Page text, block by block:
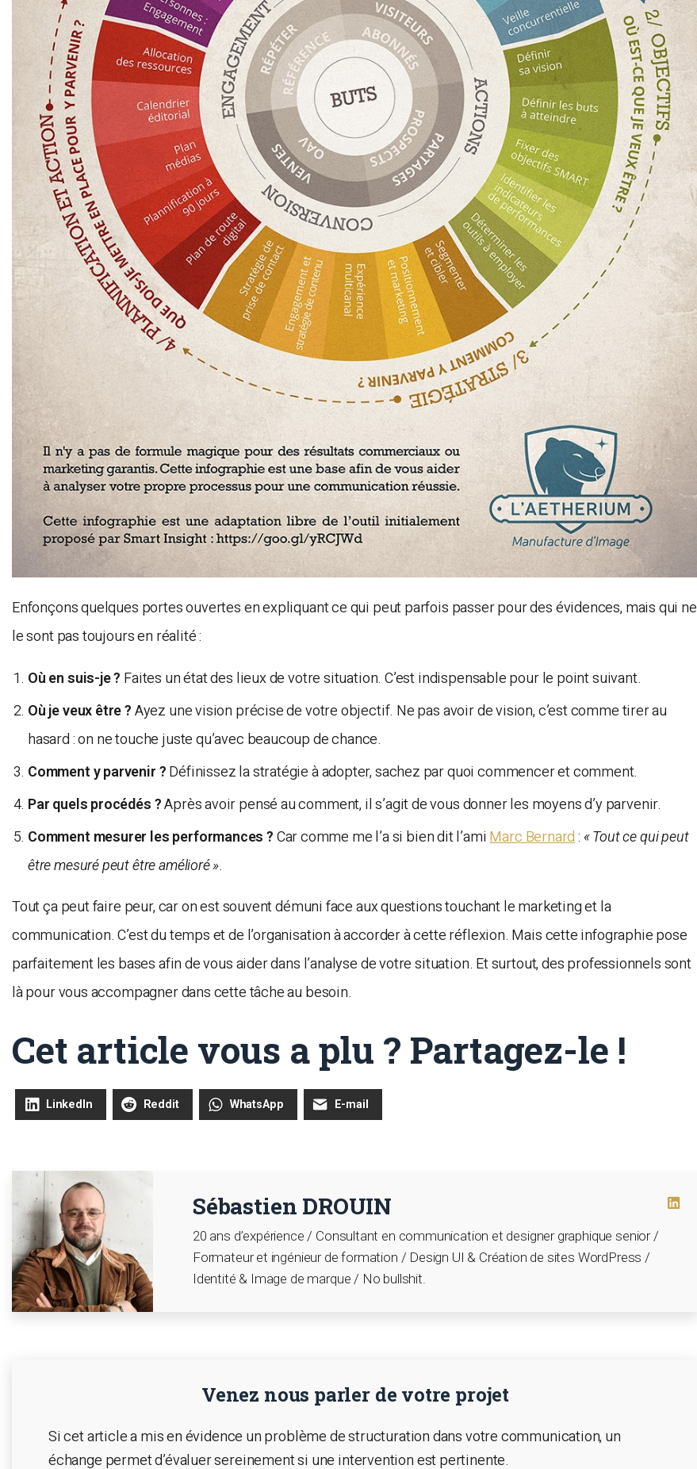
Enfonçons quelques portes ouvertes en expliquant ce qui peut parfois passer pour des évidences, mais qui ne
le sont pas toujours en réalité :
Où en suis-je ? Faites un état des lieux de votre situation. C’est indispensable pour le point suivant.
Où je veux être ? Ayez une vision précise de votre objectif. Ne pas avoir de vision, c’est comme tirer au
hasard : on ne touche juste qu’avec beaucoup de chance.
Comment y parvenir ? Définissez la stratégie à adopter, sachez par quoi commencer et comment.
Par quels procédés ?Après avoir pensé au comment, il s’agit de vous donner les moyens d’y parvenir.
Comment mesurer les performances ? Car comme me l’a si bien dit l’ami Marc Bernard : « Tout ce qui peut
être mesuré peut être amélioré »
Tout ça peut faire peur, car on est souvent démuni face aux questions touchant le marketing et la
communication. C’est du temps et de l’organisation à accorder à cette réflexion. Mais cette infographie pose
parfaitement les bases afin de vous aider dans l’analyse de votre situation. Et surtout, des professionnels sont
là pour vous accompagner dans cette tâche au besoin.
Cet article vous a plu ? Partagez-le !
LinkedIn Reddit WhatsApp E-mail
Sébastien DROUIN
20 ans d’expérience / Consultant en communication et designer graphique senior /
Formateur et ingénieur de formation / Design UI & Création de sites WordPress /
Identité & Image de marque / No bullshit.
Venez nous parler de votre projet
Si cet article a mis en évidence un problème de structuration dans votre communication, un
échange permet d’évaluer sereinement si une intervention est pertinente.